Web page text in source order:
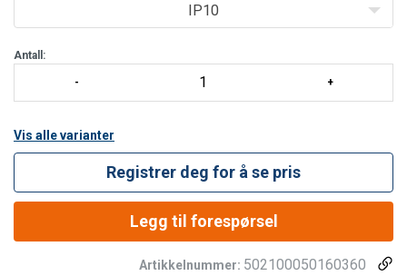
IP10
Antall:
Vis alle varianter
Registrer deg for å se pris
Legg til forespørsel
Artikkelnummer: 502100050160360